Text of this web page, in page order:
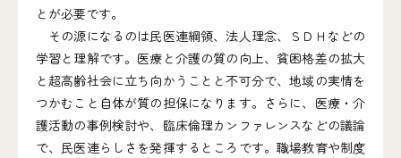
とが必要です。
その源になるのは民医連綱領、法人理念、ＳＤＨなどの
学習と理解です。医療と介護の質の向上、貧困格差の拡大
と超高齢社会に立ち向かうことと不可分で、地域の実情を
つかむこと自体が質の担保になります。さらに、医療・介
護活動の事例検討や、臨床倫理カンファレンスなどの議論
で、民医連らしさを発揮するところです。職場教育や制度